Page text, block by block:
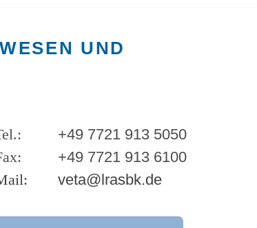
UND
+49 7721 913 5050
+49 7721 913 6100
veta@lrasbk.de